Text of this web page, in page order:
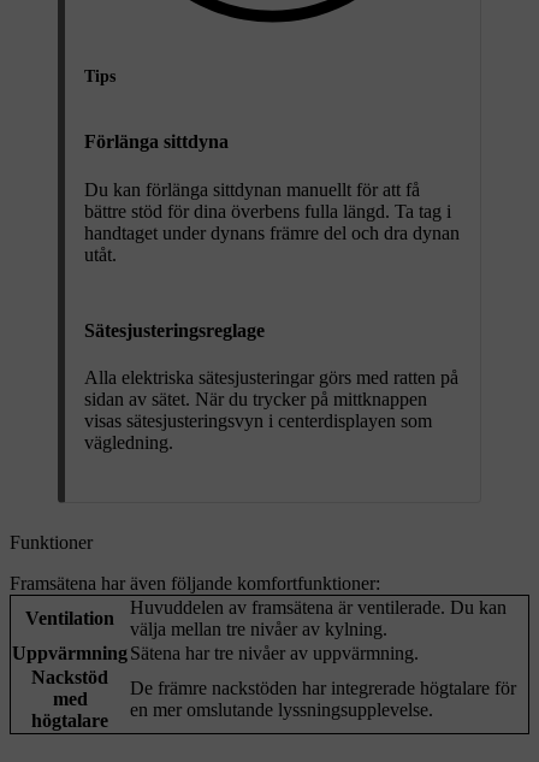
Tips
Förlänga sittdyna
Du kan förlänga sittdynan manuellt för att få
bättre stöd för dina överbens fulla längd. Ta tag i
handtaget under dynans främre del och dra dynan
utåt.
Sätesjusteringsreglage
Alla elektriska sätesjusteringar görs med ratten på
sidan av sätet. När du trycker på mittknappen
visas sätesjusteringsvyn i centerdisplayen som
vägledning.
Funktioner
Framsätena har även följande komfortfunktioner:
Ventilation
Huvuddelen av framsätena är ventilerade. Du kan
välja mellan tre nivåer av kylning.
UppvärmningSätena har tre nivåer av uppvärmning.
Nackstöd
med
högtalare
De främre nackstöden har integrerade högtalare för
en mer omslutande lyssningsupplevelse.